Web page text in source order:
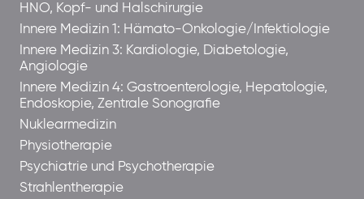
HNO, Kopf- und Halschirurgie
Innere Medizin 1: Hämato-Onkologie/Infektiologie
Innere Medizin 3: Kardiologie, Diabetologie,
Angiologie
Innere Medizin 4: Gastroenterologie, Hepatologie,
Endoskopie, Zentrale Sonografie
Nuklearmedizin
Physiotherapie
Psychiatrie und Psychotherapie
Strahlentherapie